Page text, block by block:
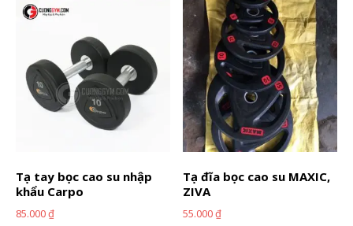
Tạ tay bọc cao su nhập
khẩu Carpo
85.000₫
Tạ đĩa bọc cao su MAXIC,
ZIVA
55.000₫